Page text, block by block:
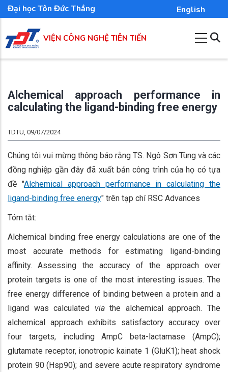
Nhảy
đến
nội
dung
Đại học Tôn Đức Thắng English
VIỆN CÔNG NGHỆ TIÊN TIẾN
Alchemical approach performance in
calculating the ligand-binding free energy
TDTU, 09/07/2024
Chúng tôi vui mừng thông báo rằng TS. Ngô Sơn Tùng và các
đồng nghiệp gần đây đã xuất bản công trình của họ có tựa
đề "Alchemical approach performance in calculating the
ligand-binding free energy" trên tạp chí RSC Advances
Tóm tắt:
Alchemical binding free energy calculations are one of the
most accurate methods for estimating ligand-binding
affinity. Assessing the accuracy of the approach over
protein targets is one of the most interesting issues. The
free energy difference of binding between a protein and a
ligand was calculated viathe alchemical approach. The
alchemical approach exhibits satisfactory accuracy over
four targets, including AmpC beta-lactamase (AmpC);
glutamate receptor, ionotropic kainate 1 (GluK1); heat shock
protein 90 (Hsp90); and severe acute respiratory syndrome